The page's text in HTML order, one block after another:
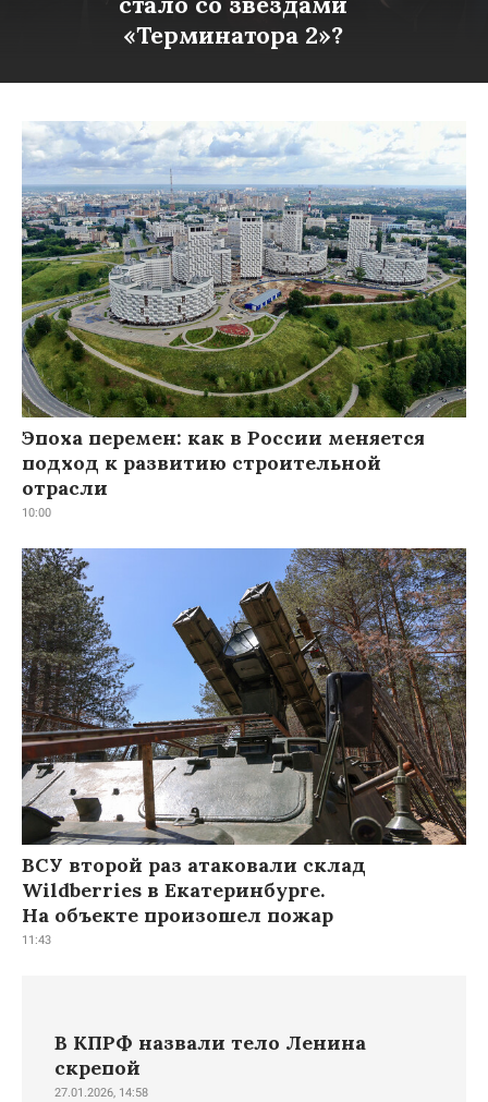
«Терминатора 2»?
Эпоха перемен: как в России меняется
подход к развитию строительной
отрасли
10:00
ВСУ второй раз атаковали склад
Wildberries в Екатеринбурге.
На объекте произошел пожар
11:43
В КПРФ назвали тело Ленина
скрепой
27.01.2026, 14:58